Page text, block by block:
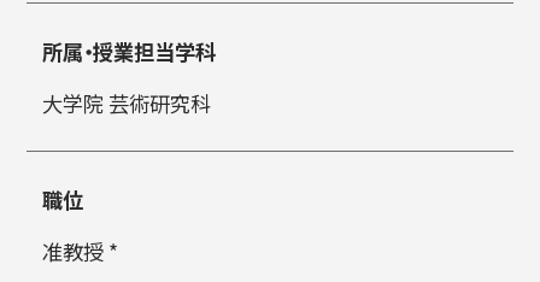
卒業生の方
日本
所属・授業担当学科
大学院 芸術研究科
職位
准教授 *